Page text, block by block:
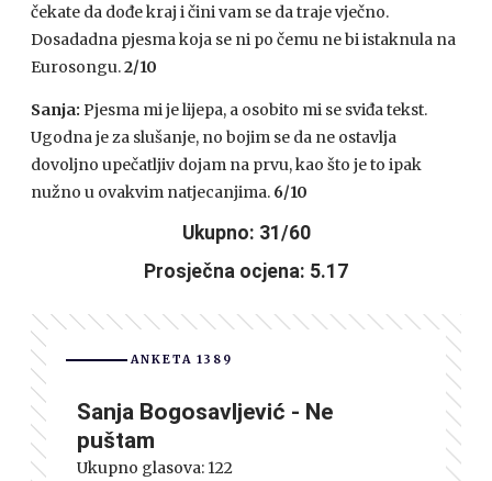
čekate da dođe kraj i čini vam se da traje vječno.
Dosadadna pjesma koja se ni po čemu ne bi istaknula na
Eurosongu.2/10
Sanja: Pjesma mi je lijepa, a osobito mi se sviđa tekst.
Ugodna je za slušanje, no bojim se da ne ostavlja
dovoljno upečatljiv dojam na prvu, kao što je to ipak
nužno u ovakvim natjecanjima. 6/10
Ukupno: 31/60
Prosječna ocjena: 5.17
ANKETA 1389
Sanja Bogosavljević - Ne
puštam
Ukupno glasova: 122